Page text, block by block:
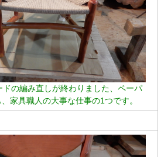
の編み直しが終わりました、ペーパ
家具職人の大事な仕事の1つです。